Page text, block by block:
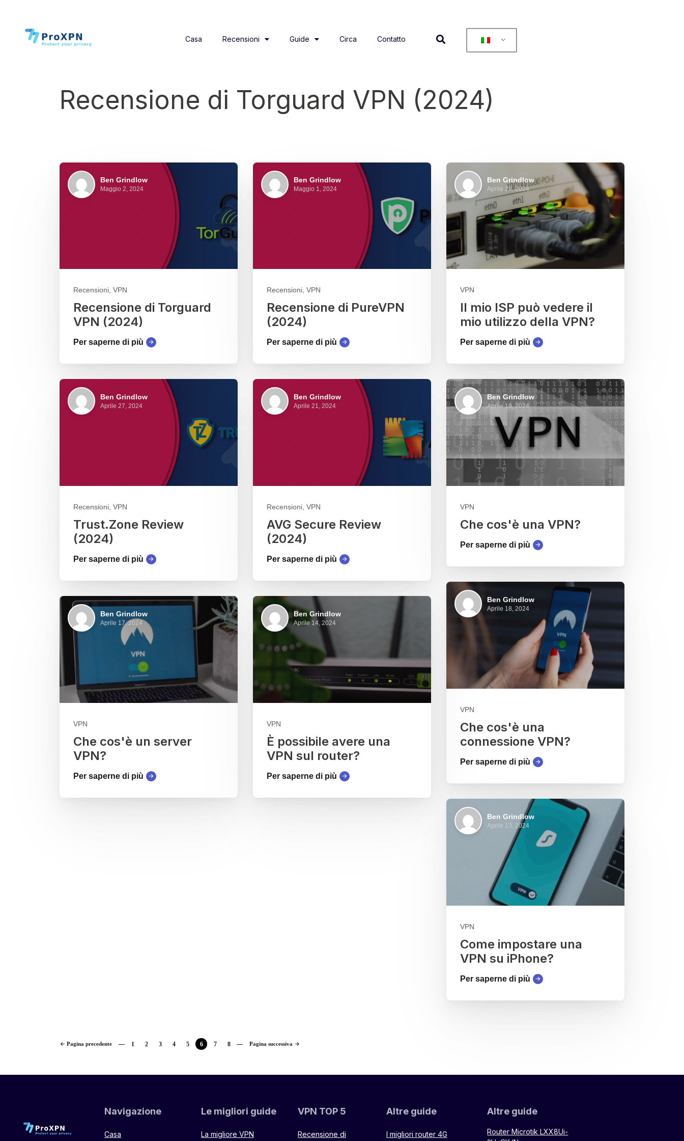
Casa Recensioni Guide Circa Contatto
Recensione di Torguard VPN (2024)
Ben Grindlow
Maggio 2, 2024
Recensioni, VPN
Recensione di Torguard
VPN (2024)
Per saperne di più
Ben Grindlow
Maggio 1, 2024
Recensioni, VPN
Recensione di PureVPN
(2024)
Per saperne di più
Ben Grindlow
Aprile 28, 2024
VPN
Il mio ISP può vedere il
mio utilizzo della VPN?
Per saperne di più
Ben Grindlow
Aprile 27, 2024
Recensioni, VPN
Trust.Zone Review
(2024)
Per saperne di più
Ben Grindlow
Aprile 21, 2024
Recensioni, VPN
AVG Secure Review
(2024)
Per saperne di più
Ben Grindlow
Aprile 19, 2024
VPN
Che cos'è una VPN?
Per saperne di più
Ben Grindlow
Aprile 18, 2024
VPN
Che cos'è una
connessione VPN?
Per saperne di più
Ben Grindlow
Aprile 17, 2024
VPN
Che cos'è un server
VPN?
Per saperne di più
Ben Grindlow
Aprile 14, 2024
VPN
È possibile avere una
VPN sul router?
Per saperne di più
Ben Grindlow
Aprile 13, 2024
VPN
Come impostare una
VPN su iPhone?
Per saperne di più
Pagina precedente 1 2 3 4 5 6 7 8 Pagina successiva
Navigazione
Casa
Le migliori guide
La migliore VPN
VPN TOP 5
Recensione di
Altre guide
I migliori router 4G
Altre guide
Router Microtik LXX8Ui-